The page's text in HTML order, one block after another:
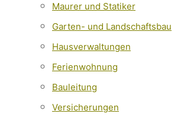
Maurer und Statiker
Garten- und Landschaftsbau
Hausverwaltungen
Ferienwohnung
Bauleitung
Versicherungen